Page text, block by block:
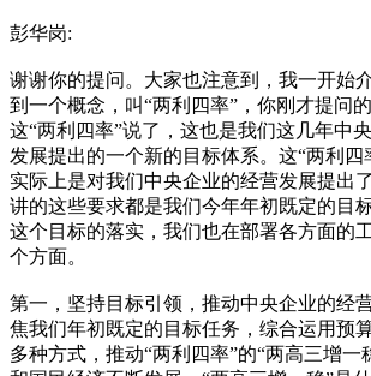
彭华岗:
谢谢你的提问。大家也注意到，我一开始
到一个概念，叫“两利四率”，你刚才提问
这“两利四率”说了，这也是我们这几年中
发展提出的一个新的目标体系。这“两利四
实际上是对我们中央企业的经营发展提出
讲的这些要求都是我们今年年初既定的目
这个目标的落实，我们也在部署各方面的
个方面。
第一，坚持目标引领，推动中央企业的经
焦我们年初既定的目标任务，综合运用预
多种方式，推动“两利四率”的“两高三增一